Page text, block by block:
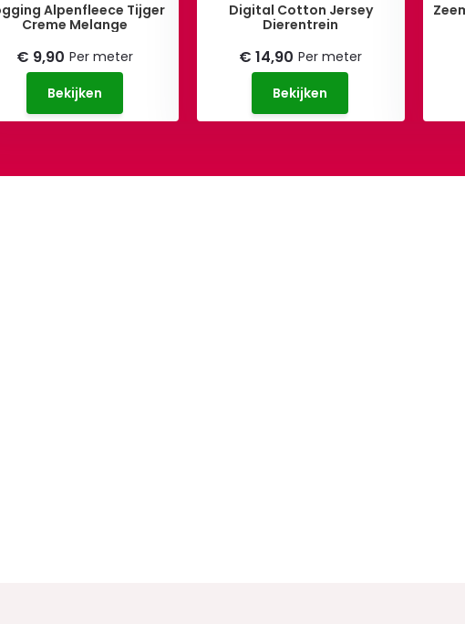
Alpenfleece Tijger
Creme Melange
€ 9,90 Per meter
Bekijken
Digital Cotton Jersey
Dierentrein
€ 14,90 Per meter
Bekijken